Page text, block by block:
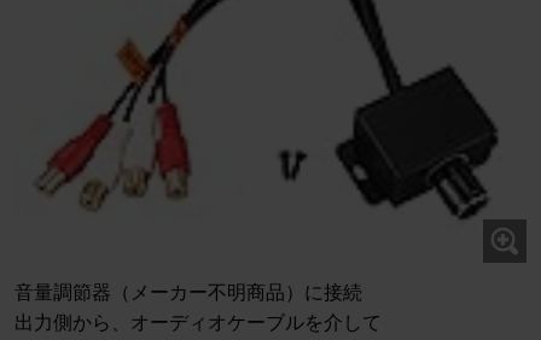
音量調節器（メーカー不明商品）に接続
出力側から、オーディオケーブルを介して